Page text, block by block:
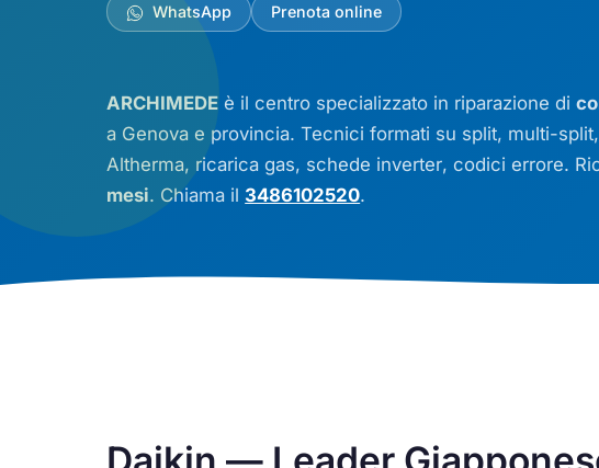
WhatsApp Prenota online
ARCHIMEDE è il centro specializzato in riparazione di
a Genova e provincia. Tecnici formati su split, multi-split
Altherma, ricarica gas, schede inverter, codici errore.
mesi. Chiama il 3486102520.